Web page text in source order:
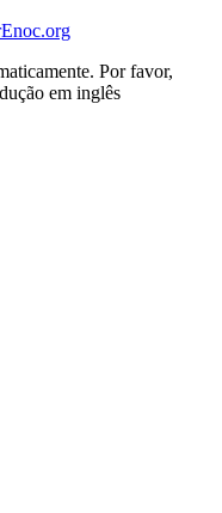
Por favor,
em inglês